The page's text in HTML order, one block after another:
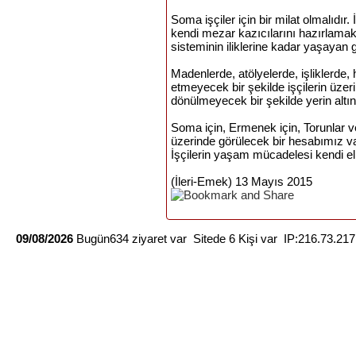
Soma işçiler için bir milat
kendi mezar kazıcılarını
sisteminin iliklerine kadar yaşayan
Madenlerde, atölyelerde,
etmeyecek bir şekilde işçilerin
dönülmeyecek bir şekilde yerin
Soma için, Ermenek için, Torunlar
üzerinde görülecek bir hesabımız
İşçilerin yaşam mücadelesi kendi
(İleri-Emek) 13 Mayıs 2015
09/08/2026 Bugün634 ziyaret var Sitede 6 Kişi var